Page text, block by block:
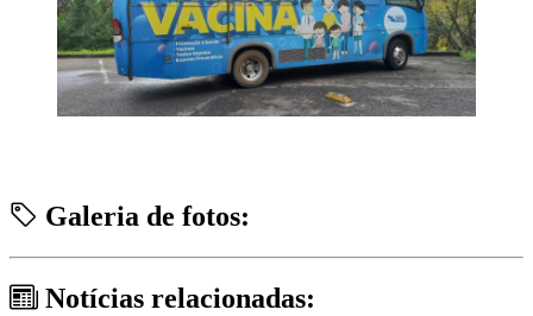
Galeria de fotos:
Notícias relacionadas: